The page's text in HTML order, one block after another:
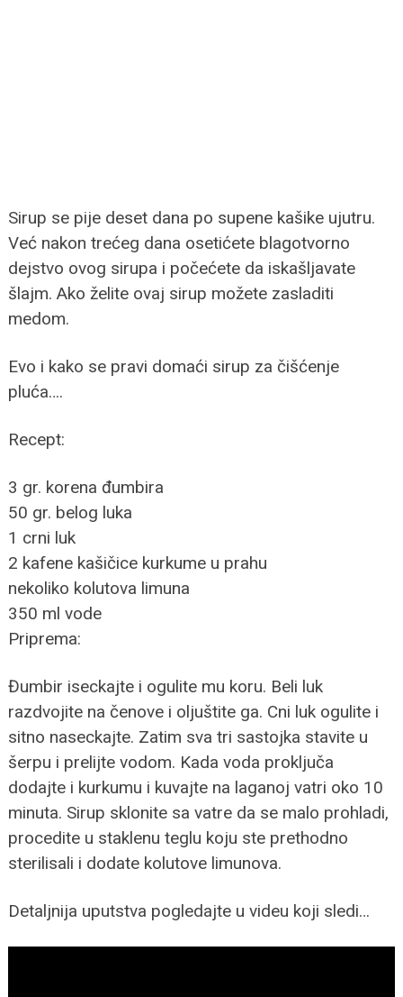
Sirup se pije deset dana po supene kašike ujutru.
Već nakon trećeg dana osetićete blagotvorno
dejstvo ovog sirupa i počećete da iskašljavate
šlajm. Ako želite ovaj sirup možete zasladiti
medom.
Evo i kako se pravi domaći sirup za čišćenje
pluća….
Recept:
3 gr. korena đumbira
50 gr. belog luka
1 crni luk
2 kafene kašičice kurkume u prahu
nekoliko kolutova limuna
350 ml vode
Priprema:
Đumbir iseckajte i ogulite mu koru. Beli luk
razdvojite na čenove i oljuštite ga. Cni luk ogulite i
sitno naseckajte. Zatim sva tri sastojka stavite u
šerpu i prelijte vodom. Kada voda proključa
dodajte i kurkumu i kuvajte na laganoj vatri oko 10
minuta. Sirup sklonite sa vatre da se malo prohladi,
procedite u staklenu teglu koju ste prethodno
sterilisali i dodate kolutove limunova.
Detaljnija uputstva pogledajte u videu koji sledi…